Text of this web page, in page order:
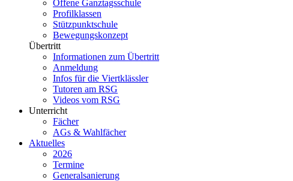
Offene Ganztagsschule
Profilklassen
Stützpunktschule
Bewegungskonzept
Übertritt
Informationen zum Übertritt
Anmeldung
Infos für die Viertklässler
Tutoren am RSG
Videos vom RSG
Unterricht
Fächer
AGs & Wahlfächer
Aktuelles
2026
Termine
Generalsanierung